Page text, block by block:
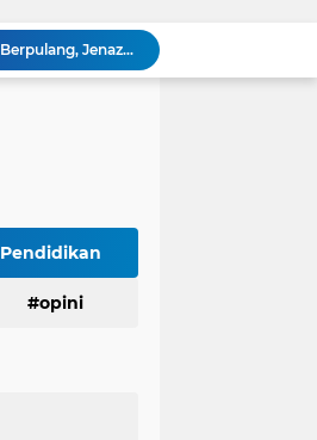
Innalillahi, Cak Sholeh Pengacara "No Viral No Justice" Berpulang, Jenazah Akan Dimakamkan di Ponpes Singa Putih Pasuruan
Operasional SPPG 5 Bandengan berhenti sementara usai menu MBG di duga sebabkan keracunan bagaimana dengan air limbah SPPG 3 Bawu yang di duga cemari sumur warga.
Tepis Isu Miring, AKD Karangbinangun Pastikan BUMDes Transparan dan Diawasi Ketat
Pendidikan
opini